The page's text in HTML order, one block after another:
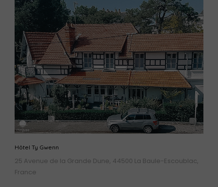
Hôtel Ty Gwenn
25 Avenue de la Grande Dune, 44500 La Baule-Escoublac,
France